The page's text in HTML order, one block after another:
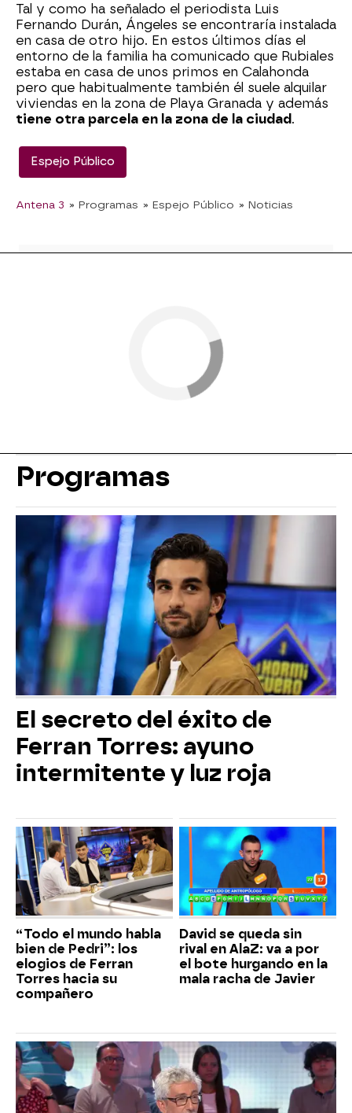
Tal y como ha señalado el periodista Luis
Fernando Durán, Ángeles se encontraría instalada
en casa de otro hijo. En estos últimos días el
entorno de la familia ha comunicado que Rubiales
estaba en casa de unos primos en Calahonda
pero que habitualmente también él suele alquilar
viviendas en la zona de Playa Granada y además
tiene otra parcela en la zona de la ciudad .
Espejo Público
Antena 3 » Programas » Espejo Público » Noticias
Programas
El secreto del éxito de
Ferran Torres: ayuno
intermitente y luz roja
“Todo el mundo habla
bien de Pedri”: los
elogios de Ferran
Torres hacia su
compañero
David se queda sin
rival en AlaZ: va a por
el bote hurgando en la
mala racha de Javier